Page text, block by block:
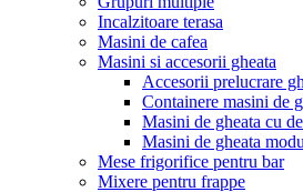
Incalzitoare terasa
Masini de cafea
Masini si accesorii gheata
Accesorii prelucrare
Containere masini de
Masini de gheata cu
Masini de gheata
Mese frigorifice pentru bar
Mixere pentru frappe